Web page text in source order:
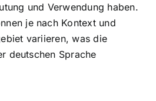
und Verwendung haben.
je nach Kontext und
variieren, was die
deutschen Sprache